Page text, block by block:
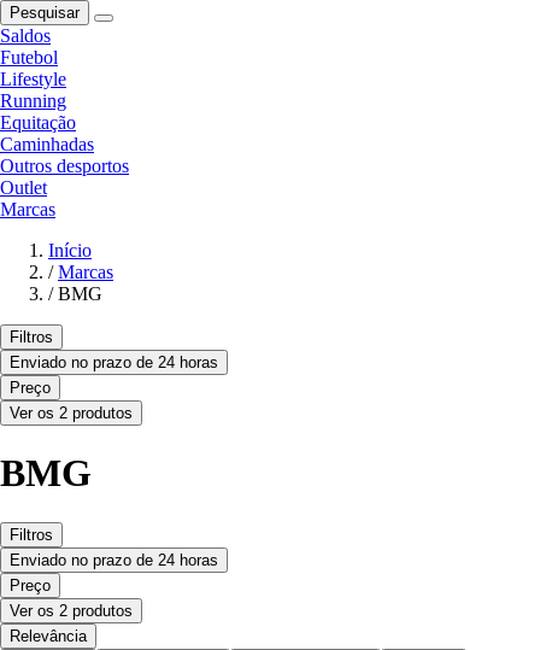
Pesquisar
Saldos
Futebol
Lifestyle
Running
Equitação
Caminhadas
Outros desportos
Outlet
Marcas
Início
/ Marcas
/ BMG
Filtros
Enviado no prazo de 24 horas
Preço
Ver os 2 produtos
BMG
Filtros
Enviado no prazo de 24 horas
Preço
Ver os 2 produtos
Relevância